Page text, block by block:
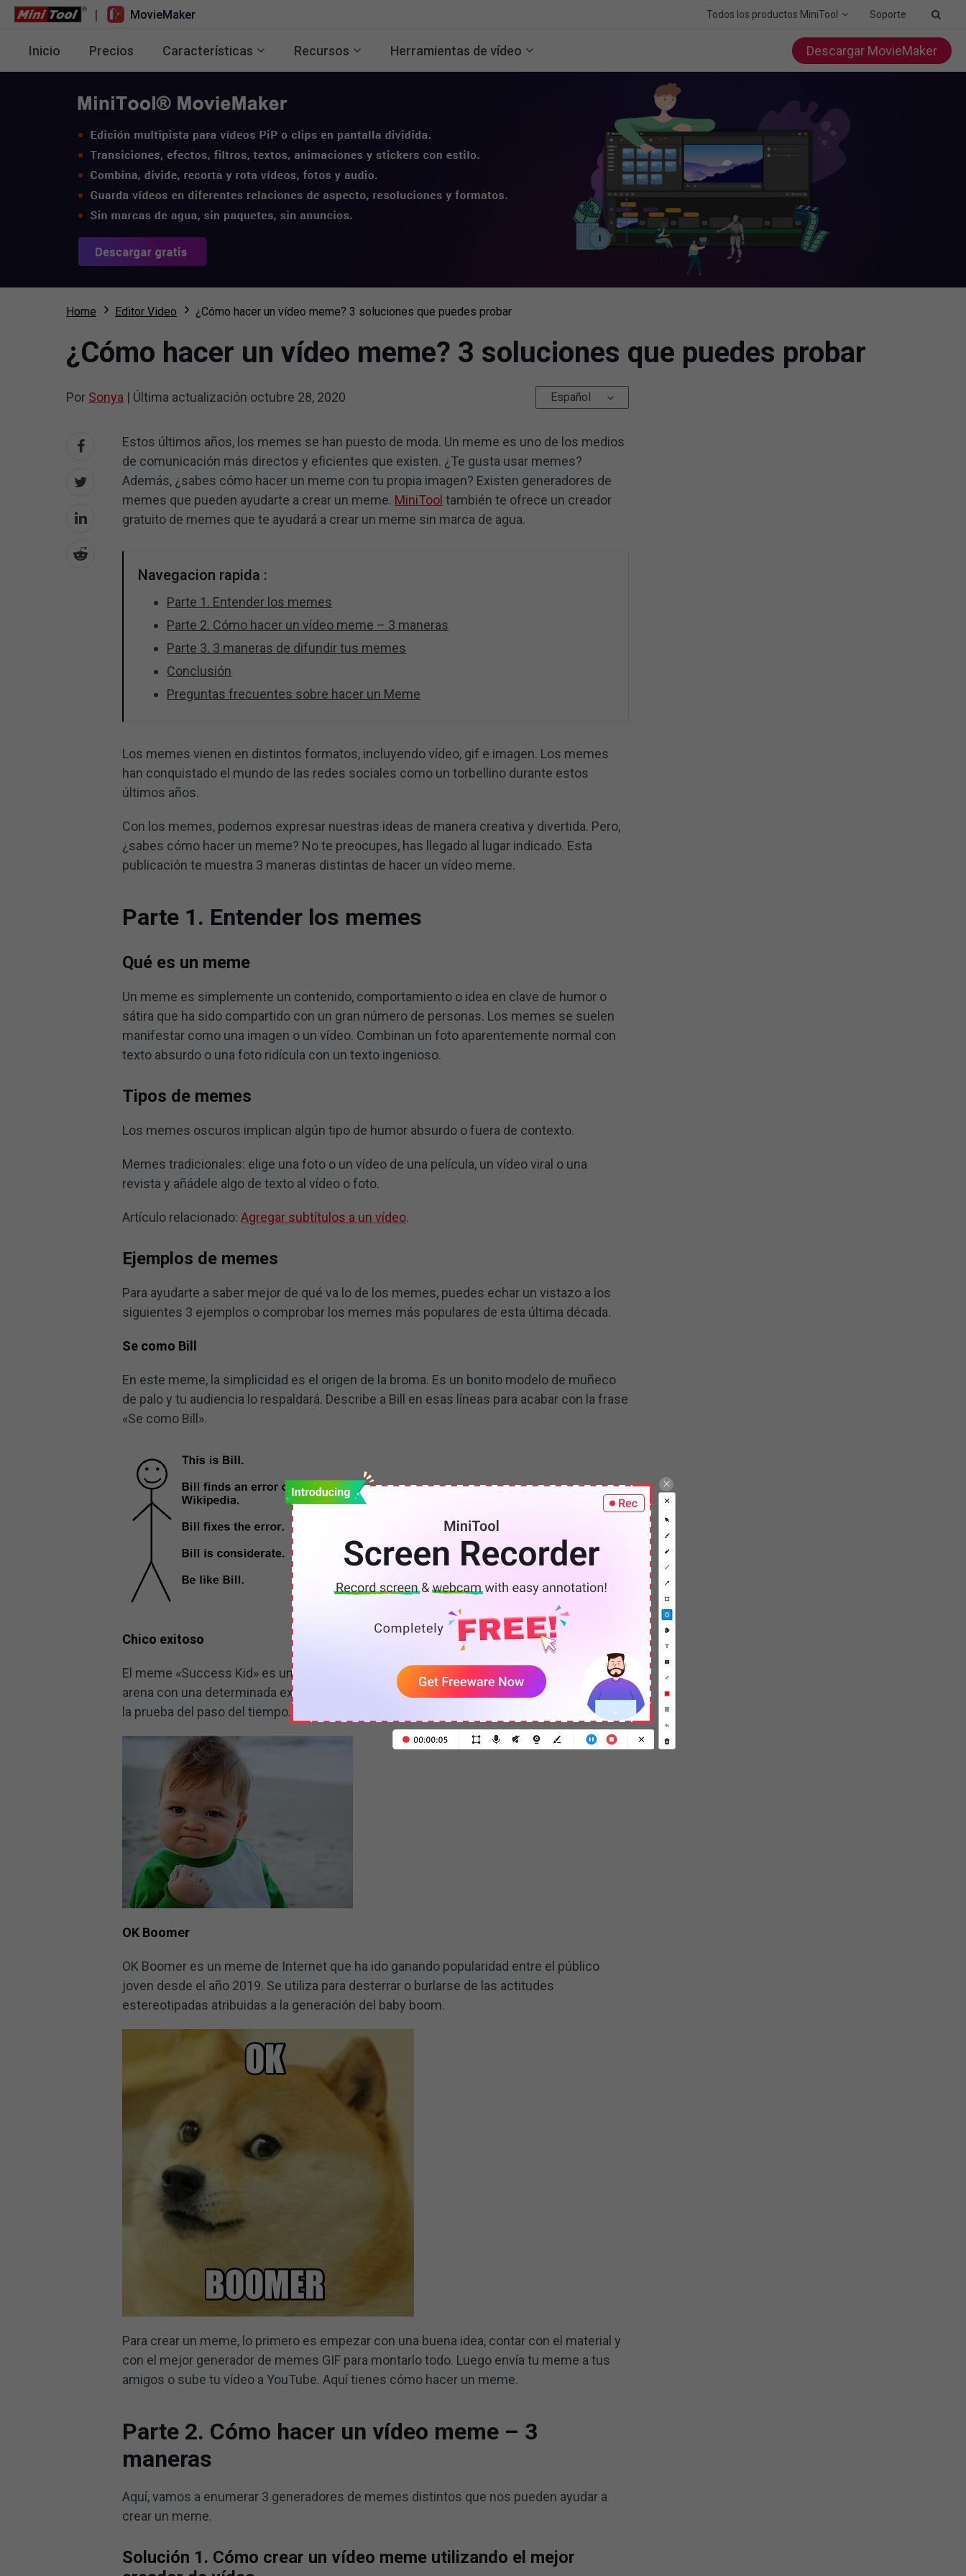
| MovieMaker Todos los productos MiniTool Soporte
Inicio Precios Características Recursos Herramientas de vídeo Descargar MovieMaker
Home Editor Video ¿Cómo hacer un vídeo meme? 3 soluciones que puedes probar
¿Cómo hacer un vídeo meme? 3 soluciones que puedes probar
Por Sonya | Última actualización octubre 28, 2020 Español
Estos últimos años, los memes se han puesto de moda. Un meme es uno de los medios
de comunicación más directos y eficientes que existen. ¿Te gusta usar memes?
Además, ¿sabes cómo hacer un meme con tu propia imagen? Existen generadores de
memes que pueden ayudarte a crear un meme. MiniTool también te ofrece un creador
gratuito de memes que te ayudará a crear un meme sin marca de agua.
Navegacion rapida :
Parte 1. Entender los memes
Parte 2. Cómo hacer un vídeo meme – 3 maneras
Parte 3. 3 maneras de difundir tus memes
Conclusión
Preguntas frecuentes sobre hacer un Meme
Los memes vienen en distintos formatos, incluyendo vídeo, gif e imagen. Los memes
han conquistado el mundo de las redes sociales como un torbellino durante estos
últimos años.
Con los memes, podemos expresar nuestras ideas de manera creativa y divertida. Pero,
¿sabes cómo hacer un meme? No te preocupes, has llegado al lugar indicado. Esta
publicación te muestra 3 maneras distintas de hacer un vídeo meme.
Parte 1. Entender los memes
Qué es un meme
Un meme es simplemente un contenido, comportamiento o idea en clave de humor o
sátira que ha sido compartido con un gran número de personas. Los memes se suelen
manifestar como una imagen o un vídeo. Combinan un foto aparentemente normal con
texto absurdo o una foto ridícula con un texto ingenioso.
Tipos de memes
Los memes oscuros implican algún tipo de humor absurdo o fuera de contexto.
Memes tradicionales: elige una foto o un vídeo de una película, un vídeo viral o una
revista y añádele algo de texto al vídeo o foto.
Artículo relacionado:Agregar subtítulos a un vídeo.
Ejemplos de memes
Para ayudarte a saber mejor de qué va lo de los memes, puedes echar un vistazo a los
siguientes 3 ejemplos o comprobar los memes más populares de esta última década.
Se como Bill
En este meme, la simplicidad es el origen de la broma. Es un bonito modelo de muñeco
de palo y tu audiencia lo respaldará. Describe a Bill en esas líneas para acabar con la frase
«Se como Bill».
Chico exitoso
El meme «Success Kid» es un meme en el que aparece un bebé apretando un puñado de
arena con una determinada expresión facial. Este es un meme popular que ha superado
la prueba del paso del tiempo.
OK Boomer
OK Boomer es un meme de Internet que ha ido ganando popularidad entre el público
joven desde el año 2019. Se utiliza para desterrar o burlarse de las actitudes
estereotipadas atribuidas a la generación del baby boom.
Para crear un meme, lo primero es empezar con una buena idea, contar con el material y
con el mejor generador de memes GIF para montarlo todo. Luego envía tu meme a tus
amigos o sube tu vídeo a YouTube. Aquí tienes cómo hacer un meme.
Parte 2. Cómo hacer un vídeo meme – 3
maneras
Aquí, vamos a enumerar 3 generadores de memes distintos que nos pueden ayudar a
crear un meme.
Solución 1. Cómo crear un vídeo meme utilizando el mejor